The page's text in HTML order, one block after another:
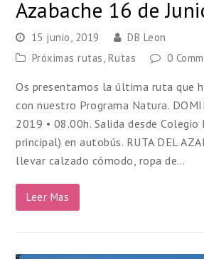
Azabache 16 de
15 junio, 2019
DB Leon
Próximas rutas Rutas 0
Os presentamos la última ruta que
con nuestro Programa Natura.
2019 • 08.00h. Salida desde
principal) en autobús. RUTA DEL
llevar calzado cómodo, ropa de…
Leer Mas